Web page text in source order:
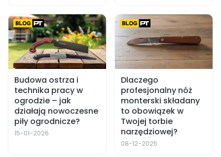
Budowa ostrza i
technika pracy w
ogrodzie – jak
działają nowoczesne
piły ogrodnicze?
15-01-2026
Dlaczego
profesjonalny nóż
monterski składany
to obowiązek w
Twojej torbie
narzędziowej?
08-12-2025